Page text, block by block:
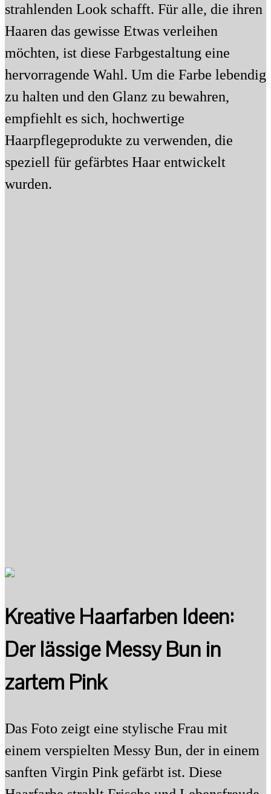
strahlenden Look schafft. Für alle, die ihren
Haaren das gewisse Etwas verleihen
möchten, ist diese Farbgestaltung eine
hervorragende Wahl. Um die Farbe lebendig
zu halten und den Glanz zu bewahren,
empfiehlt es sich, hochwertige
Haarpflegeprodukte zu verwenden, die
speziell für gefärbtes Haar entwickelt
wurden.
Kreative Haarfarben Ideen:
Der lässige Messy Bun in
zartem Pink
Das Foto zeigt eine stylische Frau mit
einem verspielten Messy Bun, der in einem
sanften Virgin Pink gefärbt ist. Diese